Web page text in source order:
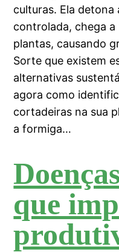
culturas. Ela detona
controlada, chega
plantas, causando
Sorte que existem
alternativas
agora como
cortadeiras na sua
a formiga…
que